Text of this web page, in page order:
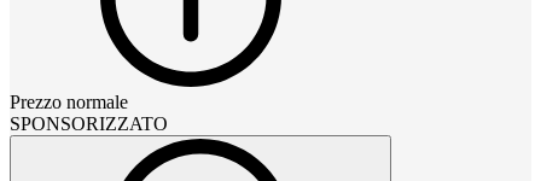
Prezzo normale
SPONSORIZZATO